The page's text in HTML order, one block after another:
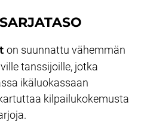
on suunnattu vähemmän
tanssijoille, jotka
ikäluokassaan
kilpailukokemusta